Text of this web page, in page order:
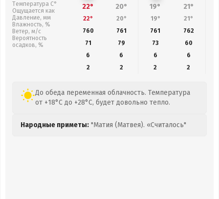
Температура С°
Ощущается как
Давление, мм
Влажность, %
Ветер, м/с
Вероятность
осадков, %
22° 20° 19° 21°
22° 20° 19° 21°
760
761 761 762
71
79 73 60
6
6 6
6
2
2 2 2
До обеда переменная облачность. Температура
от +18°C до +28°C, будет довольно тепло.
Народные приметы: "Матия (Матвея). «Считалось"